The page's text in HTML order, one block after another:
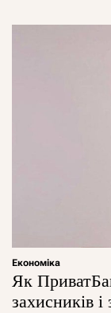
Економіка
Як
захисників